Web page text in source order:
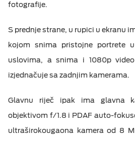
fotografije.
S prednje strane, u rupici u ekranu
kojom snima pristojne portrete
uslovima, a snima i 1080p
izjednačuje sa zadnjim kamerama.
Glavnu riječ ipak ima glavna
objektivom f/1.8 i PDAF auto-
ultraširokougaona kamera od 8